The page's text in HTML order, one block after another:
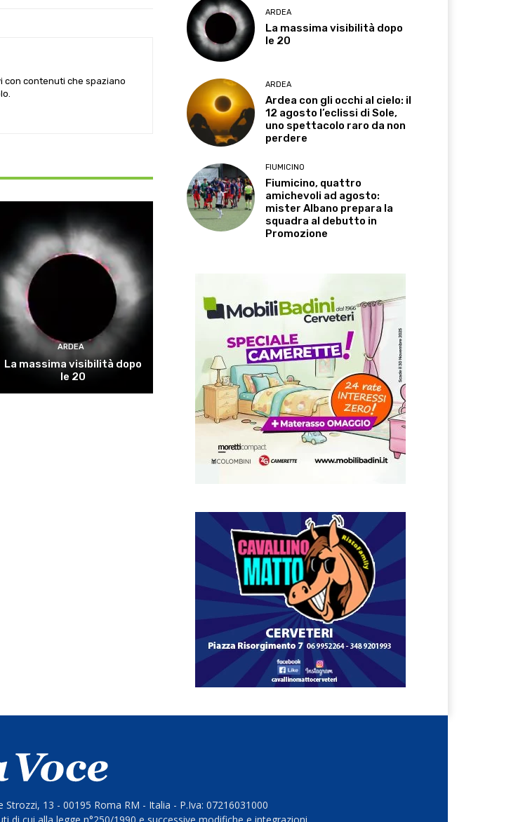
con contenuti che spaziano
ARDEA
La massima visibilità dopo
le 20
ARDEA
La massima visibilità dopo
le 20
ARDEA
Ardea con gli occhi al cielo: il
12 agosto l’eclissi di Sole,
uno spettacolo raro da non
perdere
FIUMICINO
Fiumicino, quattro
amichevoli ad agosto:
mister Albano prepara la
squadra al debutto in
Promozione
13 - 00195 Roma RM - Italia - P.Iva: 07216031000